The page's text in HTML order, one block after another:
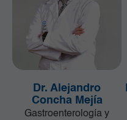
Dr. Alejandro
Concha Mejía
Gastroenterología y